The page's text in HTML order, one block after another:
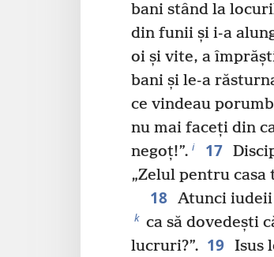
bani stând la
din funii și i-a
oi și vite, a
bani și le-a
ce vindeau
nu mai faceți din
negoț!”. i 17
„Zelul pentru casa
18 Atunci iudeii
k ca să dovedești
lucruri?”. 19 Isus